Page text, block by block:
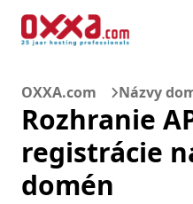
OXXA.com Názvy
Rozhranie
registrácie
domén